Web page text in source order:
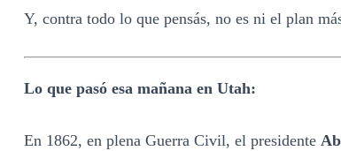
Y, contra todo lo que pensás, no es ni el plan
Lo que pasó esa mañana en Utah:
En 1862, en plena Guerra Civil, el presidente